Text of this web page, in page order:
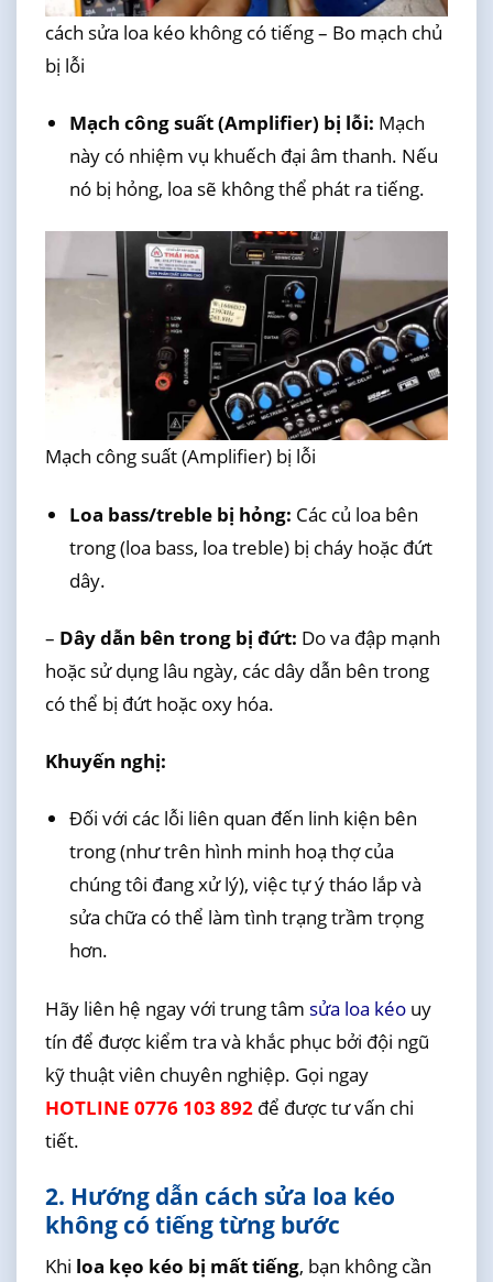
cách sửa loa kéo không có tiếng – Bo mạch chủ
bị lỗi
Mạch công suất (Amplifier) bị lỗi: Mạch
này có nhiệm vụ khuếch đại âm thanh. Nếu
nó bị hỏng, loa sẽ không thể phát ra tiếng.
Mạch công suất (Amplifier) bị lỗi
Loa bass/treble bị hỏng: Các củ loa bên
trong (loa bass, loa treble) bị cháy hoặc đứt
dây.
– Dây dẫn bên trong bị đứt: Do va đập mạnh
hoặc sử dụng lâu ngày, các dây dẫn bên trong
có thể bị đứt hoặc oxy hóa.
Khuyến nghị:
Đối với các lỗi liên quan đến linh kiện bên
trong (như trên hình minh hoạ thợ của
chúng tôi đang xử lý), việc tự ý tháo lắp và
sửa chữa có thể làm tình trạng trầm trọng
hơn.
Hãy liên hệ ngay với trung tâm sửa loa kéouy
tín để được kiểm tra và khắc phục bởi đội ngũ
kỹ thuật viên chuyên nghiệp. Gọi ngay
HOTLINE 0776 103 892để được tư vấn chi
tiết.
2. Hướng dẫn cách sửa loa kéo
không có tiếng từng bước
Khi loa kẹo kéo bị mất tiếng, bạn không cần